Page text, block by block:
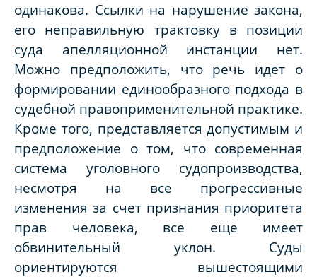
одинакова. Ссылки на нарушение закона,
его неправильную трактовку в позиции
суда апелляционной инстанции нет.
Можно предположить, что речь идет о
формировании единообразного подхода в
судебной правоприменительной практике.
Кроме того, представляется допустимым и
предположение о том, что современная
система уголовного судопроизводства,
несмотря на все прогрессивные
изменения за счет признания приоритета
прав человека, все еще имеет
обвинительный уклон. Суды
ориентируются вышестоящими